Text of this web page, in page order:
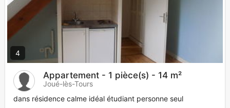
4
Appartement - 1 pièce(s) - 14 m²
Joué-lès-Tours
dans résidence calme idéal étudiant personne seul